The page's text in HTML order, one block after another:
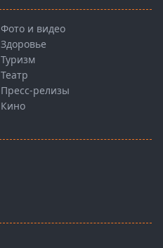
Фото и видео
Здоровье
Туризм
Театр
Пресс-релизы
Кино